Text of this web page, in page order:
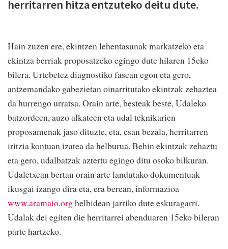
herritarren hitza entzuteko deitu dute.
Hain zuzen ere, ekintzen lehentasunak markatzeko eta
ekintza berriak proposatzeko egingo dute hilaren 15eko
bilera. Urtebetez diagnostiko fasean egon eta gero,
antzemandako gabezietan oinarritutako ekintzak zehaztea
da hurrengo urratsa. Orain arte, besteak beste, Udaleko
batzordeen, auzo alkateen eta udal teknikarien
proposamenak jaso dituzte, eta, esan bezala, herritarren
iritzia kontuan izatea da helburua. Behin ekintzak zehaztu
eta gero, udalbatzak aztertu egingo ditu osoko bilkuran.
Udaletxean bertan orain arte landutako dokumentuak
ikusgai izango dira eta, era berean, informazioa
www.aramaio.orghelbidean jarriko dute eskuragarri.
Udalak dei egiten die herritarrei abenduaren 15eko bileran
parte hartzeko.